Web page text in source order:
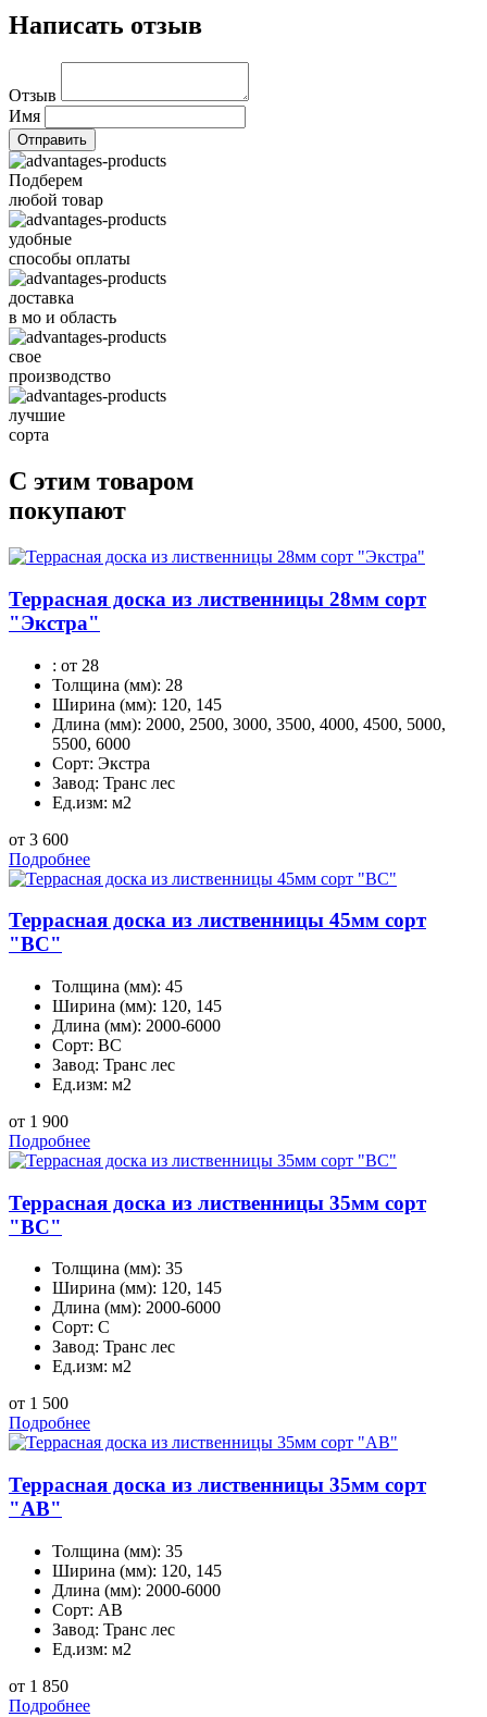
Написать отзыв
Отзыв
Имя
Подберем
любой товар
удобные
способы оплаты
доставка
в мо и область
свое
производство
лучшие
сорта
С этим товаром
покупают
Террасная доска из лиственницы 28мм сорт
"Экстра"
: от 28
Толщина (мм): 28
Ширина (мм): 120, 145
Длина (мм): 2000, 2500, 3000, 3500, 4000, 4500, 5000,
5500, 6000
Сорт: Экстра
Завод: Транс лес
Ед.изм: м2
от 3 600
Подробнее
Террасная доска из лиственницы 45мм сорт
"BС"
Толщина (мм): 45
Ширина (мм): 120, 145
Длина (мм): 2000-6000
Сорт: BС
Завод: Транс лес
Ед.изм: м2
от 1 900
Подробнее
Террасная доска из лиственницы 35мм сорт
"BС"
Толщина (мм): 35
Ширина (мм): 120, 145
Длина (мм): 2000-6000
Сорт: С
Завод: Транс лес
Ед.изм: м2
от 1 500
Подробнее
Террасная доска из лиственницы 35мм сорт
"АВ"
Толщина (мм): 35
Ширина (мм): 120, 145
Длина (мм): 2000-6000
Сорт: АВ
Завод: Транс лес
Ед.изм: м2
от 1 850
Подробнее